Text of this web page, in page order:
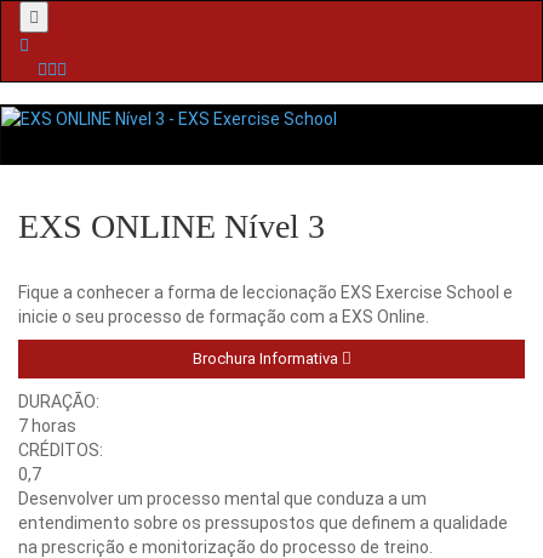
Menu
EXS ONLINE Nível 3
Fique a conhecer a forma de leccionação EXS Exercise School e
inicie o seu processo de formação com a EXS Online.
Brochura Informativa
DURAÇÃO:
7 horas
CRÉDITOS:
0,7
Desenvolver um processo mental que conduza a um
entendimento sobre os pressupostos que definem a qualidade
na prescrição e monitorização do processo de treino.